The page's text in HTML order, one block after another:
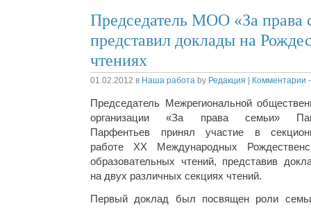
Председатель МОО «За права
представил доклады на
чтениях
01.02.2012 в Наша работа by Редакция Комментарии
Председатель Межрегиональной
организации «За права семьи»
Парфентьев принял участие в
работе XX Международных
образовательных чтений, представив
на двух различных секциях чтений.
Первый доклад был посвящен роли